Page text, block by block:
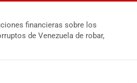
financieras sobre los
de Venezuela de robar,